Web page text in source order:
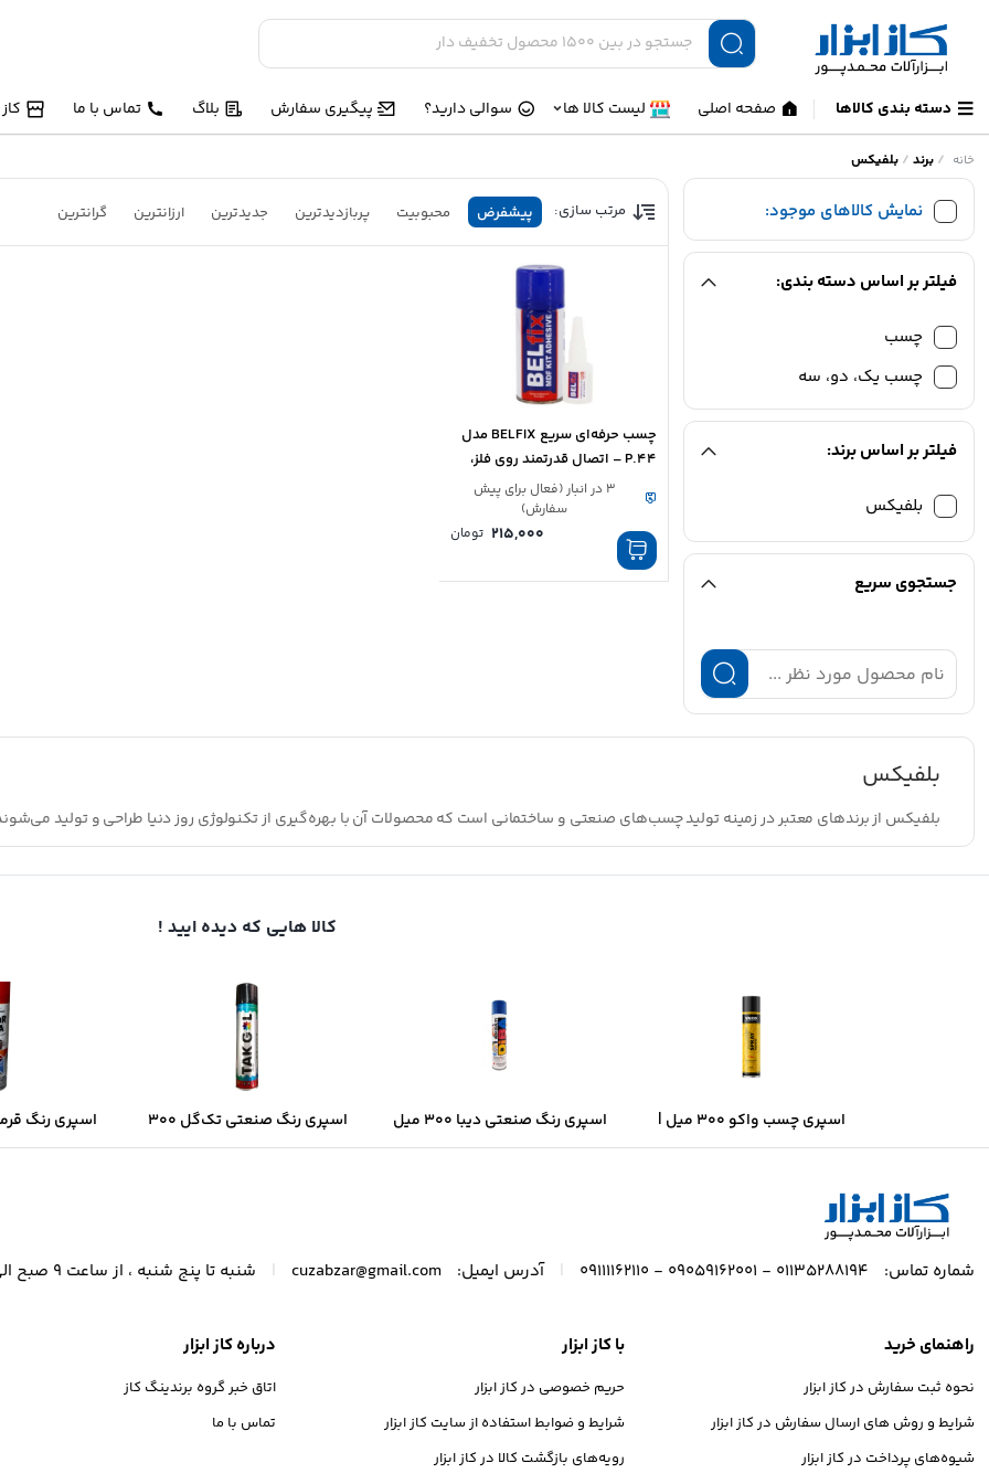
دسته بندی کالاها صفحه اصلی لیست کالا ها سوالی دارید؟ پیگیری سفارش بلاگ تماس با ما
خانه /برند /بلفیکس
نمایش کالاهای موجود:
فیلتر بر اساس دسته بندی:
چسب
چسب‌ یک، دو، سه
فیلتر بر اساس برند:
بلفیکس
جستجوی سریع
مرتب سازی: پیشفرض محبوبیت پربازدیدترین جدیدترین ارزانترین گرانترین
چسب حرفه‌ای سریع BELFIX مدل
P.44 – اتصال قدرتمند روی فلز،
چوب و پلاستیک3 در انبار (فعال برای پیش
سفارش)
215,000 تومان
بلفیکس
بلفیکس از برندهای معتبر در زمینه تولید چسب‌های صنعتی و ساختمانی است که محصولات آن با بهره‌گیری از تکنولوژی روز دنیا طراحی و تولید
کالا هایی که دیده ایید !
اسپری چسب واکو ۳۰۰ میل |
قدرت چسبندگی بالا، خشک‌شدن
اسپری رنگ صنعتی دیبا ۳۰۰ میل
– آبی براق | خشک‌شدن سریع و
اسپری رنگ صنعتی تک‌گل ۳۰۰
میل – مشکی براق با پوشش
میل |
شماره تماس: 01135288194 - 09059162001 - 09111162110 آدرس ایمیل: cuzabzar@gmail.com شنبه تا پنج شنبه ، از ساعت 9 صبح الی 21 پاسخگوی شما عزیزان هستیم.
راهنمای خرید
نحوه ثبت سفارش در کاز ابزار
شرایط و روش های ارسال سفارش در کاز ابزار
شیوه‌های پرداخت در کاز ابزار
با کاز ابزار
حریم خصوصی در کاز ابزار
شرایط و ضوابط استفاده از سایت کاز ابزار
رویه‌های بازگشت کالا در کاز ابزار
درباره کاز ابزار
اتاق خبر گروه برندینگ کاز
تماس با ما